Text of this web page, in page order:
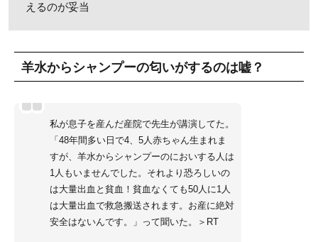
えるのが妥当
羊水からシャンプーの匂いがするのは嘘？
私が息子を産んだ産院で先生が講演してた。
「48年間多い日で4、5人赤ちゃん生まれま
すが、羊水からシャンプーのにおいする人は
1人もいませんでした。それより恐ろしいの
は大量出血と貧血！貧血なくても50人に1人
は大量出血で救急搬送されます。お産に絶対
安全はないんです。」って聞いた。＞RT